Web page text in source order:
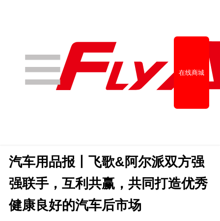
在线商城
经销商查询
汽车用品报丨飞歌&阿尔派双方强
强联手，互利共赢，共同打造优秀
健康良好的汽车后市场